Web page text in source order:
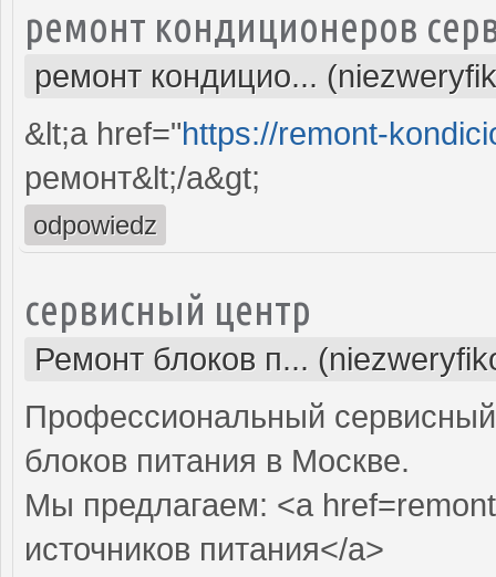
ремонт кондиционеров
ремонт кондицио...
&lt;a href="https://remont-
ремонт&lt;/a&gt;
odpowiedz
сервисный центр
Ремонт блоков п...
Профессиональный
блоков питания в Москве.
Мы предлагаем: <a
источников питания</a>